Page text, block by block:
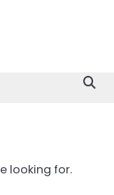
looking for.